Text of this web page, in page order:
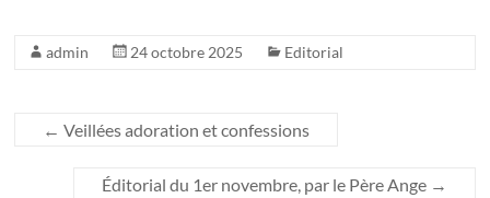
admin 24 octobre 2025 Editorial
← Veillées adoration et confessions
Éditorial du 1er novembre, par le Père Ange →